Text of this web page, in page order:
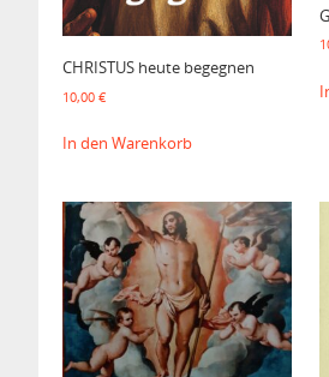
CHRISTUS heute begegnen
10,00 €
In den Warenkorb